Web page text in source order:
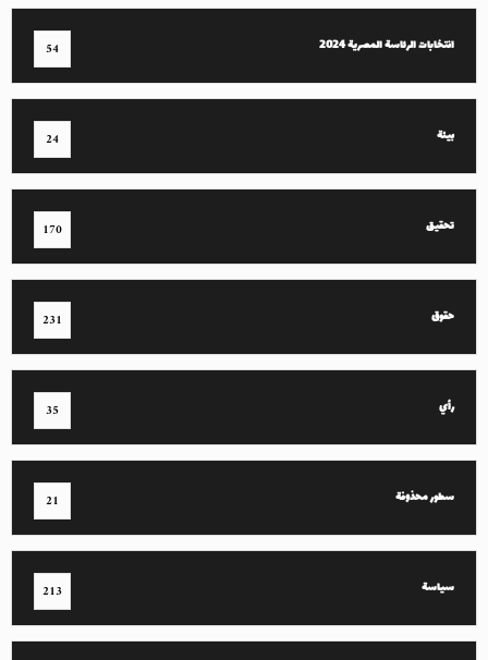
انتخابات الرئاسة المصرية 2024 54
بيئة 24
تحقيق 170
حقوق 231
رأي 35
سطور محذوفة 21
سياسة 213